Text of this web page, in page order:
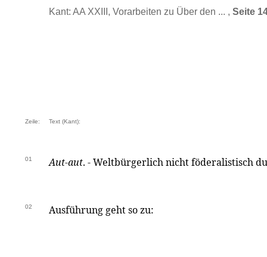
Kant: AA XXIII, Vorarbeiten zu Über den ... , Seite
Zeile: Text (Kant):
01 Aut-aut. - Weltbürgerlich nicht föderalistisch
02 Ausführung geht so zu: